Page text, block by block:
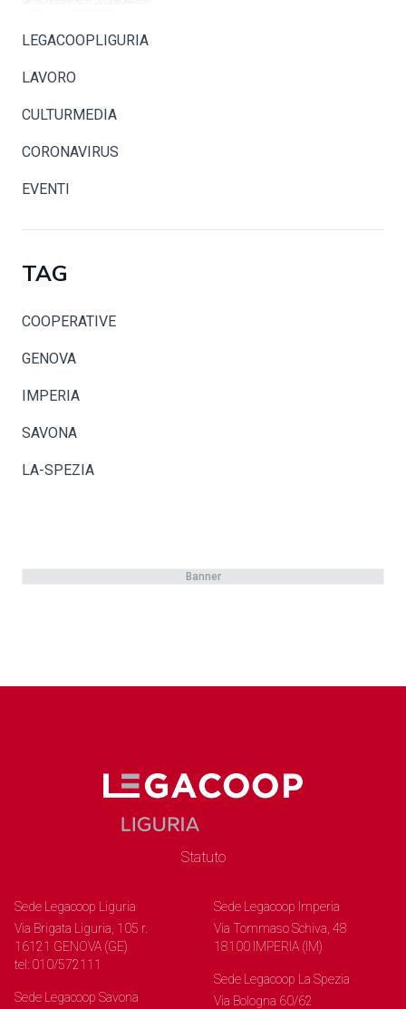
LEGACOOPLIGURIA
LAVORO
CULTURMEDIA
CORONAVIRUS
EVENTI
TAG
COOPERATIVE
GENOVA
IMPERIA
SAVONA
LA-SPEZIA
Banner
Statuto
Sede Legacoop Liguria
Via Brigata Liguria, 105 r.
16121 GENOVA (GE)
tel: 010/572111
Sede Legacoop Savona
Sede Legacoop Imperia
Via Tommaso Schiva, 48
18100 IMPERIA (IM)
Sede Legacoop La Spezia
Via Bologna 60/62